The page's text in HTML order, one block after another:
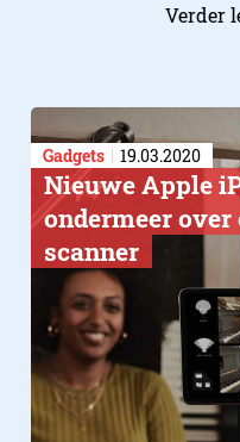
Verder
Gadgets 19.03.2020
Nieuwe Apple
ondermeer over
scanner